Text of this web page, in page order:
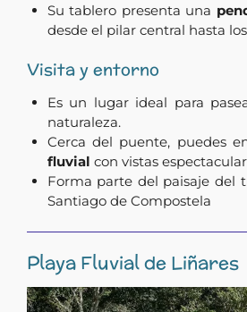
Su tablero presenta una
desde el pilar central hasta
Visita y entorno
Es un lugar ideal para
naturaleza.
Cerca del puente, puedes
fluvial con vistas
Forma parte del paisaje del
Santiago de Compostela
Playa Fluvial de Liñares